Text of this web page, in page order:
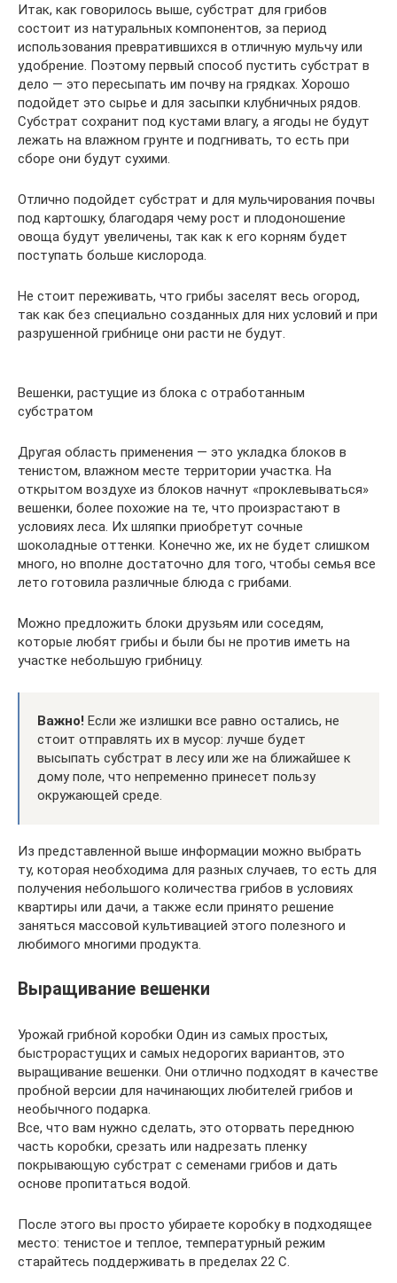
Итак, как говорилось выше, субстрат для грибов
состоит из натуральных компонентов, за период
использования превратившихся в отличную мульчу или
удобрение. Поэтому первый способ пустить субстрат в
дело — это пересыпать им почву на грядках. Хорошо
подойдет это сырье и для засыпки клубничных рядов.
Субстрат сохранит под кустами влагу, а ягоды не будут
лежать на влажном грунте и подгнивать, то есть при
сборе они будут сухими.
Отлично подойдет субстрат и для мульчирования почвы
под картошку, благодаря чему рост и плодоношение
овоща будут увеличены, так как к его корням будет
поступать больше кислорода.
Не стоит переживать, что грибы заселят весь огород,
так как без специально созданных для них условий и при
разрушенной грибнице они расти не будут.
Вешенки, растущие из блока с отработанным
субстратом
Другая область применения — это укладка блоков в
тенистом, влажном месте территории участка. На
открытом воздухе из блоков начнут «проклевываться»
вешенки, более похожие на те, что произрастают в
условиях леса. Их шляпки приобретут сочные
шоколадные оттенки. Конечно же, их не будет слишком
много, но вполне достаточно для того, чтобы семья все
лето готовила различные блюда с грибами.
Можно предложить блоки друзьям или соседям,
которые любят грибы и были бы не против иметь на
участке небольшую грибницу.
Важно! Если же излишки все равно остались, не
стоит отправлять их в мусор: лучше будет
высыпать субстрат в лесу или же на ближайшее к
дому поле, что непременно принесет пользу
окружающей среде.
Из представленной выше информации можно выбрать
ту, которая необходима для разных случаев, то есть для
получения небольшого количества грибов в условиях
квартиры или дачи, а также если принято решение
заняться массовой культивацией этого полезного и
любимого многими продукта.
Выращивание вешенки
Урожай грибной коробки Один из самых простых,
быстрорастущих и самых недорогих вариантов, это
выращивание вешенки. Они отлично подходят в качестве
пробной версии для начинающих любителей грибов и
необычного подарка.
Все, что вам нужно сделать, это оторвать переднюю
часть коробки, срезать или надрезать пленку
покрывающую субстрат с семенами грибов и дать
основе пропитаться водой.
После этого вы просто убираете коробку в подходящее
место: тенистое и теплое, температурный режим
старайтесь поддерживать в пределах 22 С.